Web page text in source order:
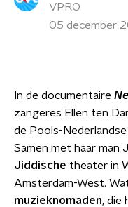
VPRO
05 december
In de documentaire
zangeres Ellen ten
de Pools-Nederlandse
Samen met haar man
Jiddische theater in
Amsterdam-West.
muzieknomaden, die